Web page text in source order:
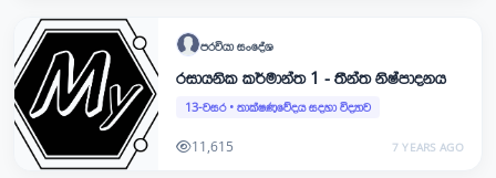
පරවියා සංදේශ
රසායනික කර්මාන්ත 1 - තීන්ත නිෂ්පාදනය
13-වසර• තාක්ෂණවේදය සදහා විද්‍යාව
11,615 7 YEARS AGO